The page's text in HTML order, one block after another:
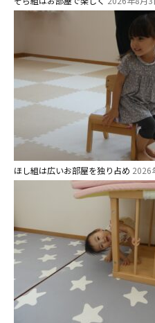
ほし組は広いお部屋を独り占め 2026